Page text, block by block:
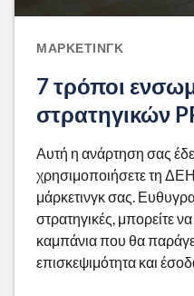
ΜΆΡΚΕΤΙΝΓΚ
7 τρόποι
στρατηγικών
Αυτή η ανάρτηση σας
χρησιμοποιήσετε τη ΔΕΗ
μάρκετινγκ σας.
στρατηγικές, μπορείτε
καμπάνια που θα
επισκεψιμότητα και